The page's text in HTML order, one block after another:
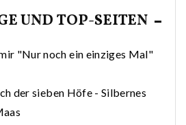
UND TOP-SEITEN
"Nur noch ein einziges Mal"
der sieben Höfe - Silbernes